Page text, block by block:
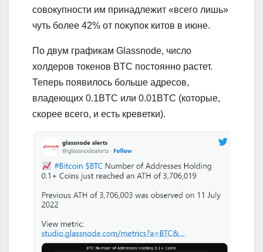
совокупности им принадлежит «всего лишь»
чуть более 42% от покупок китов в июне.
По двум графикам Glassnode, число
холдеров токенов BTC постоянно растет.
Теперь появилось больше адресов,
владеющих 0.1BTC или 0.01BTC (которые,
скорее всего, и есть креветки).